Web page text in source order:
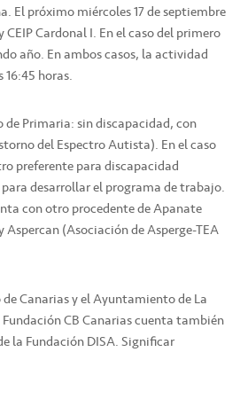
El próximo miércoles 17 de septiembre
Cardonal I. En el caso del primero
año. En ambos casos, la actividad
horas.
Primaria: sin discapacidad, con
del Espectro Autista). En el caso
preferente para discapacidad
desarrollar el programa de trabajo.
con otro procedente de Apanate
(Asociación de Asperge-TEA
Canarias y el Ayuntamiento de La
CB Canarias cuenta también
la Fundación DISA. Significar